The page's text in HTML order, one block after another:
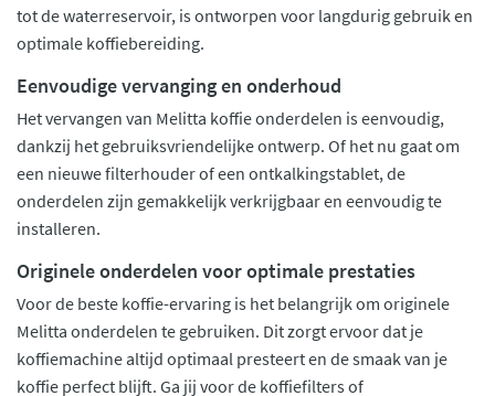
tot de waterreservoir, is ontworpen voor langdurig gebruik en
optimale koffiebereiding.
Eenvoudige vervanging en onderhoud
Het vervangen van Melitta koffie onderdelen is eenvoudig,
dankzij het gebruiksvriendelijke ontwerp. Of het nu gaat om
een nieuwe filterhouder of een ontkalkingstablet, de
onderdelen zijn gemakkelijk verkrijgbaar en eenvoudig te
installeren.
Originele onderdelen voor optimale prestaties
Voor de beste koffie-ervaring is het belangrijk om originele
Melitta onderdelen te gebruiken. Dit zorgt ervoor dat je
koffiemachine altijd optimaal presteert en de smaak van je
koffie perfect blijft. Ga jij voor de koffiefilters of